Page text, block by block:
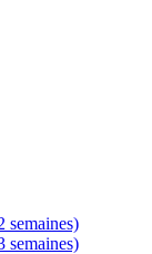
semaines)
semaines)